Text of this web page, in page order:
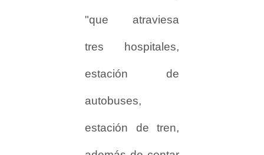
"que atraviesa
tres hospitales,
estación de
autobuses,
estación de tren,